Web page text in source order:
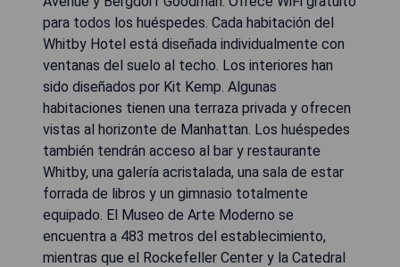
para todos los huéspedes. Cada habitación del
Whitby Hotel está diseñada individualmente con
ventanas del suelo al techo. Los interiores han
sido diseñados por Kit Kemp. Algunas
habitaciones tienen una terraza privada y ofrecen
vistas al horizonte de Manhattan. Los huéspedes
también tendrán acceso al bar y restaurante
Whitby, una galería acristalada, una sala de estar
forrada de libros y un gimnasio totalmente
equipado. El Museo de Arte Moderno se
encuentra a 483 metros del establecimiento,
mientras que el Rockefeller Center y la Catedral